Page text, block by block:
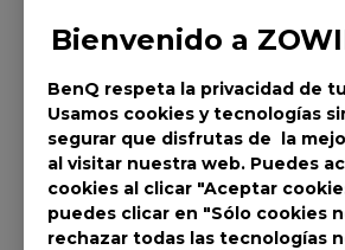
Bienvenido a
BenQ respeta la privacidad de
Usamos cookies y tecnologías
segurar que disfrutas de la
al visitar nuestra web. Puedes
cookies al clicar "Aceptar
puedes clicar en "Sólo cookies
rechazar todas las tecnologías
Ratón ZOWIE
para deportes
electrónicos
Volver al producto